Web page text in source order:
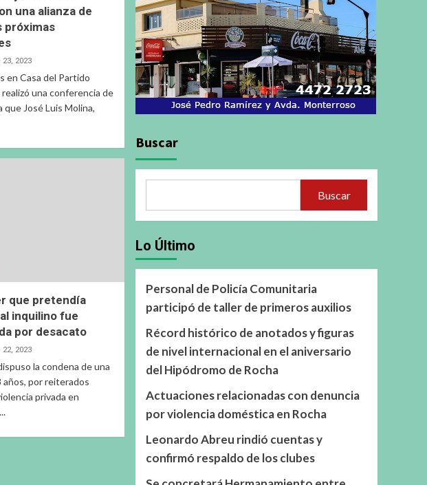
una alianza de
próximas
2023
en Casa del Partido
realizó una conferencia de
que José Luis Molina,
que pretendía
inquilino fue
por desacato
2023
la condena de una
años, por reiterados
privada en
Buscar
Buscar
Lo Último
Personal de Policía Comunitaria
participó de taller de primeros auxilios
Récord histórico de anotados y figuras
de nivel internacional en el aniversario
del Hipódromo de Rocha
Actuaciones relacionadas con denuncia
por violencia doméstica en Rocha
Leonardo Abreu rindió cuentas y
confirmó respaldo de los clubes